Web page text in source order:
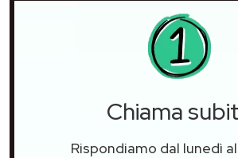
Chiama
Rispondiamo dal lunedì